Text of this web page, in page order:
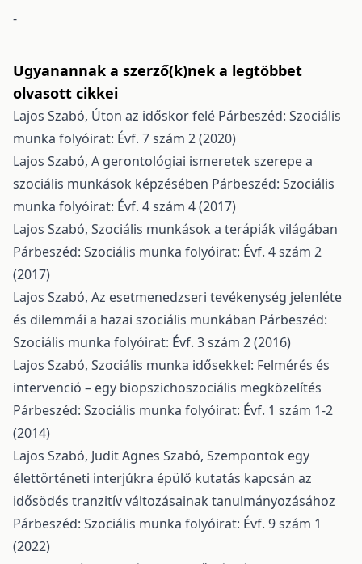
-
Ugyanannak a szerző(k)nek a legtöbbet
olvasott cikkei
Lajos Szabó, Úton az időskor felé Párbeszéd: Szociális
munka folyóirat: Évf. 7 szám 2 (2020)
Lajos Szabó, A gerontológiai ismeretek szerepe a
szociális munkások képzésében Párbeszéd: Szociális
munka folyóirat: Évf. 4 szám 4 (2017)
Lajos Szabó, Szociális munkások a terápiák világában
Párbeszéd: Szociális munka folyóirat: Évf. 4 szám 2
(2017)
Lajos Szabó, Az esetmenedzseri tevékenység jelenléte
és dilemmái a hazai szociális munkában Párbeszéd:
Szociális munka folyóirat: Évf. 3 szám 2 (2016)
Lajos Szabó, Szociális munka idősekkel: Felmérés és
intervenció – egy biopszichoszociális megközelítés
Párbeszéd: Szociális munka folyóirat: Évf. 1 szám 1-2
(2014)
Lajos Szabó, Judit Agnes Szabó, Szempontok egy
élettörténeti interjúkra épülő kutatás kapcsán az
idősödés tranzitív változásainak tanulmányozásához
Párbeszéd: Szociális munka folyóirat: Évf. 9 szám 1
(2022)